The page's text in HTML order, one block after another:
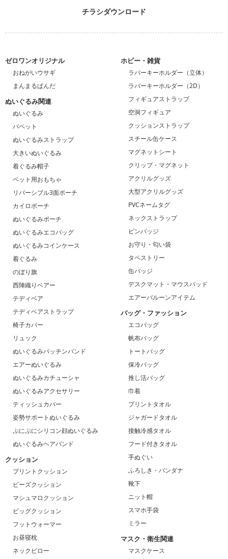
チラシダウンロード
ゼロワンオリジナル
おねがいウサギ
まんまるぱんだ
ぬいぐるみ関連
ぬいぐるみ
パペット
ぬいぐるみストラップ
大きいぬいぐるみ
着ぐるみ帽子
ペット用おもちゃ
リバーシブル3面ポーチ
カイロポーチ
ぬいぐるみポーチ
ぬいぐるみエコバッグ
ぬいぐるみコインケース
着ぐるみ
のぼり旗
西陣織りベアー
テディベア
テディベアストラップ
椅子カバー
リュック
ぬいぐるみパッチンバンド
エアーぬいぐるみ
ぬいぐるみカチューシャ
ぬいぐるみアクセサリー
ティッシュカバー
姿勢サポートぬいぐるみ
ぷにぷにシリコン顔ぬいぐるみ
ぬいぐるみヘアバンド
クッション
プリントクッション
ビーズクッション
マシュマロクッション
ビッグクッション
フットウォーマー
お昼寝枕
ネックピロー
ホビー・雑貨
ラバーキーホルダー（立体）
ラバーキーホルダー（2D）
フィギュアストラップ
空洞フィギュア
クッションストラップ
スチール缶ケース
マグネットシート
クリップ・マグネット
アクリルグッズ
大型アクリルグッズ
PVCネームタグ
ネックストラップ
ピンバッジ
お守り・匂い袋
タペストリー
缶バッジ
デスクマット・マウスパッド
エアーバルーンアイテム
バッグ・ファッション
エコバッグ
帆布バッグ
トートバッグ
保冷バッグ
推し活バッグ
巾着
プリントタオル
ジャガードタオル
接触冷感タオル
フード付きタオル
手ぬぐい
ふろしき・バンダナ
靴下
ニット帽
スマホ手袋
ミラー
マスク・衛生関連
マスクケース